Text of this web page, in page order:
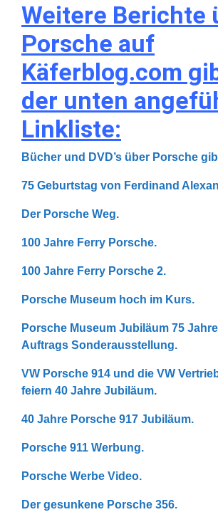
Weitere Berichte
Porsche auf
Käferblog.com
der unten
Linkliste:
Bücher und DVD’s über Porsche
75 Geburtstag von Ferdinand
Der Porsche Weg.
100 Jahre Ferry Porsche.
100 Jahre Ferry Porsche 2.
Porsche Museum hoch im Kurs.
Porsche Museum Jubiläum 75
Auftrags Sonderausstellung.
VW Porsche 914 und die VW
feiern 40 Jahre Jubiläum.
40 Jahre Porsche 917 Jubiläum.
Porsche 911 Werbung.
Porsche Werbe Video.
Der gesunkene Porsche 356.